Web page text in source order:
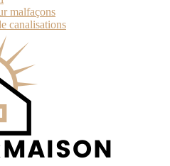
malfaçons
canalisations